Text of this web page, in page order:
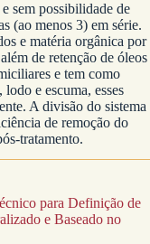
sem possibilidade de
(ao menos 3) em série.
e matéria orgânica por
de retenção de óleos
e tem como
e escuma, esses
A divisão do sistema
de remoção do
tratamento.
para Definição de
e Baseado no